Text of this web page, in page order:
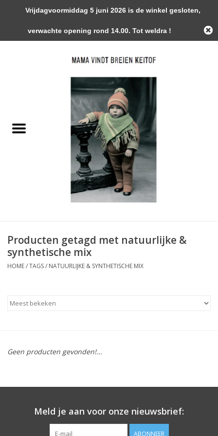
0 Artikelen - €0,00
Handwerk Toebehoren
Magazines / Patronen / Boeken
Producten getagd met natuurlijke &
synthetische mix
HOME/TAGS/ NATUURLIJKE & SYNTHETISCHE MIX
Geen producten gevonden!...
Meld je aan voor onze nieuwsbrief:
ABONNEER
Vrijdagvoormiddag 5 juni 2026 is de winkel gesloten,
verwachte opening rond 14.00. Tot weldra !